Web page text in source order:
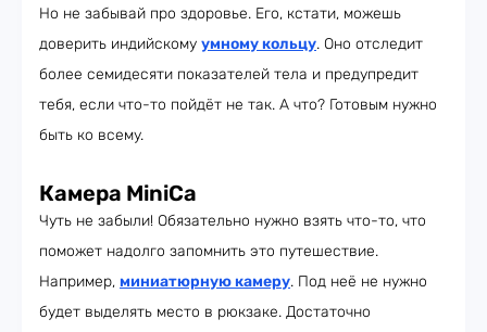
Но не забывай про здоровье. Его, кстати, можешь
доверить индийскому умному кольцу. Оно отследит
более семидесяти показателей тела и предупредит
тебя, если что-то пойдёт не так. А что? Готовым нужно
быть ко всему.
Камера MiniCa
Чуть не забыли! Обязательно нужно взять что-то, что
поможет надолго запомнить это путешествие.
Например, миниатюрную камеру. Под неё не нужно
будет выделять место в рюкзаке. Достаточно